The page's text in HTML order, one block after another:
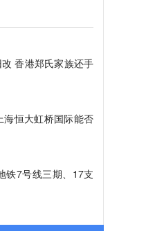
香港郑氏家族还手
恒大虹桥国际能否
铁7号线三期、17支